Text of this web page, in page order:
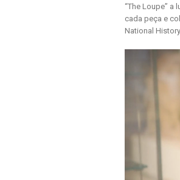
“The Loupe”
cada peça e
National